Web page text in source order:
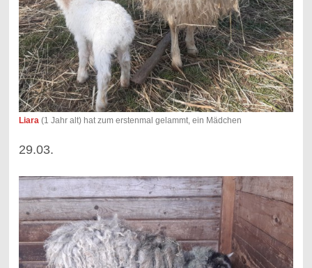
Liara(1 Jahr alt) hat zum erstenmal gelammt, ein Mädchen
29.03.